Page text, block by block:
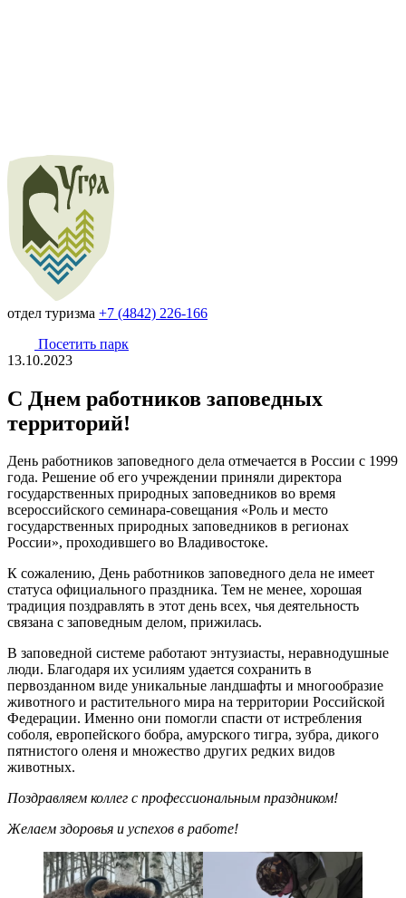
отдел туризма +7 (4842) 226-166
Посетить парк
13.10.2023
С Днем работников заповедных
территорий!
День работников заповедного дела отмечается в России с 1999
года. Решение об его учреждении приняли директора
государственных природных заповедников во время
всероссийского семинара-совещания «Роль и место
государственных природных заповедников в регионах
России», проходившего во Владивостоке.
К сожалению, День работников заповедного дела не имеет
статуса официального праздника. Тем не менее, хорошая
традиция поздравлять в этот день всех, чья деятельность
связана с заповедным делом, прижилась.
В заповедной системе работают энтузиасты, неравнодушные
люди. Благодаря их усилиям удается сохранить в
первозданном виде уникальные ландшафты и многообразие
животного и растительного мира на территории Российской
Федерации. Именно они помогли спасти от истребления
соболя, европейского бобра, амурского тигра, зубра, дикого
пятнистого оленя и множество других редких видов
животных.
Поздравляем коллег с профессиональным праздником!
Желаем здоровья и успехов в работе!